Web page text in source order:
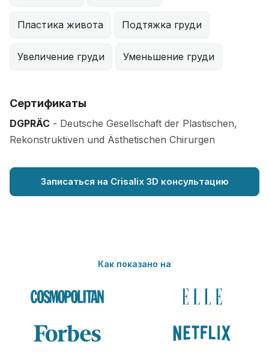
Пластика живота Подтяжка груди
Увеличение груди Уменьшение груди
Сертификаты
DGPRÄC - Deutsche Gesellschaft der Plastischen,
Rekonstruktiven und Ästhetischen Chirurgen
Записаться на Crisalix 3D консультацию
Как показано на